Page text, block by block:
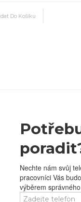
Nechte nám svůj
pracovníci Vás
výběrem